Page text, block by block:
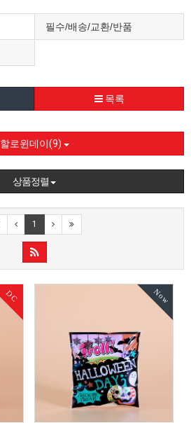
필수/배송/교환/반품
목록
할로윈데이(9)
상품정렬
1
DC Now